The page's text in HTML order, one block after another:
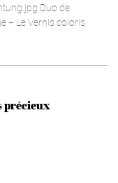
Duo de
+ Le Vernis coloris
précieux